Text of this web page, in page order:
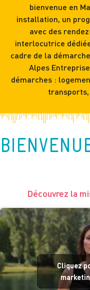
bienvenue en
installation, un
avec des
interlocutrice
cadre de la
Alpes
démarches :
Découvrez la
Cliquez